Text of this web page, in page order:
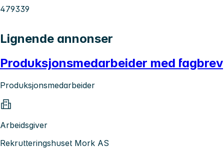
479339
Lignende annonser
Produksjonsmedarbeider med fagbrev
Produksjonsmedarbeider
Arbeidsgiver
Rekrutteringshuset Mork AS